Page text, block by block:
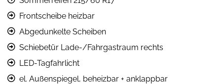
Frontscheibe heizbar
Abgedunkelte Scheiben
Schiebetür Lade-/Fahrgastraum rechts
LED-Tagfahrlicht
el. Außenspiegel, beheizbar + anklappbar